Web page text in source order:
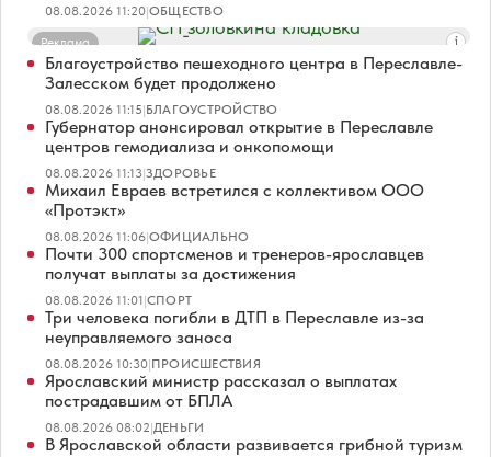
08.08.2026 11:20|ОБЩЕСТВО
Реклама
Благоустройство пешеходного центра в Переславле-
Залесском будет продолжено
08.08.2026 11:15|БЛАГОУСТРОЙСТВО
Губернатор анонсировал открытие в Переславле
центров гемодиализа и онкопомощи
08.08.2026 11:13|ЗДОРОВЬЕ
Михаил Евраев встретился с коллективом ООО
«Протэкт»
08.08.2026 11:06|ОФИЦИАЛЬНО
Почти 300 спортсменов и тренеров-ярославцев
получат выплаты за достижения
08.08.2026 11:01|СПОРТ
Три человека погибли в ДТП в Переславле из-за
неуправляемого заноса
08.08.2026 10:30|ПРОИСШЕСТВИЯ
Ярославский министр рассказал о выплатах
пострадавшим от БПЛА
08.08.2026 08:02|ДЕНЬГИ
В Ярославской области развивается грибной туризм